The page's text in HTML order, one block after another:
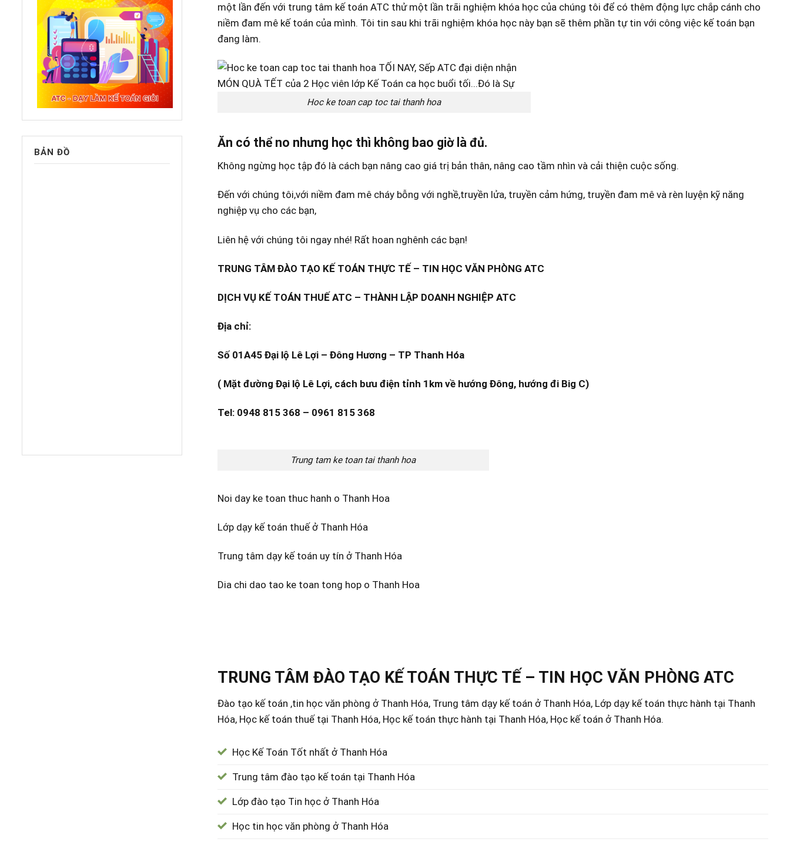
BẢN ĐỒ
một lần đến với trung tâm kế toán ATC thử một lần trãi nghiệm khóa học của chúng tôi để có thêm động lực chắp cánh cho
niềm đam mê kế toán của mình. Tôi tin sau khi trãi nghiệm khóa học này bạn sẽ thêm phần tự tin với công việc kế toán bạn
đang làm.
Hoc ke toan cap toc tai thanh hoa
Ăn có thể no nhưng học thì không bao giờ là đủ.
Không ngừng học tập đó là cách bạn nâng cao giá trị bản thân, nâng cao tầm nhìn và cải thiện cuộc sống.
Đến với chúng tôi,với niềm đam mê cháy bỗng với nghề,truyền lửa, truyền cảm hứng, truyền đam mê và rèn luyện kỹ năng
nghiệp vụ cho các bạn,
Liên hệ với chúng tôi ngay nhé! Rất hoan nghênh các bạn!
TRUNG TÂM ĐÀO TẠO KẾ TOÁN THỰC TẾ – TIN HỌC VĂN PHÒNG ATC
DỊCH VỤ KẾ TOÁN THUẾ ATC – THÀNH LẬP DOANH NGHIỆP ATC
Địa chỉ:
Số 01A45 Đại lộ Lê Lợi – Đông Hương – TP Thanh Hóa
( Mặt đường Đại lộ Lê Lợi, cách bưu điện tỉnh 1km về hướng Đông, hướng đi Big C)
Tel: 0948 815 368 – 0961 815 368
Trung tam ke toan tai thanh hoa
Noi day ke toan thuc hanh o Thanh Hoa
Lớp dạy kế toán thuế ở Thanh Hóa
Trung tâm dạy kế toán uy tín ở Thanh Hóa
Dia chi dao tao ke toan tong hop o Thanh Hoa
TRUNG TÂM ĐÀO TẠO KẾ TOÁN THỰC TẾ – TIN HỌC VĂN PHÒNG ATC
Đào tạo kế toán ,tin học văn phòng ở Thanh Hóa, Trung tâm dạy kế toán ở Thanh Hóa, Lớp dạy kế toán thực hành tại Thanh
Hóa, Học kế toán thuế tại Thanh Hóa, Học kế toán thực hành tại Thanh Hóa, Học kế toán ở Thanh Hóa.
Học Kế Toán Tốt nhất ở Thanh Hóa
Trung tâm đào tạo kế toán tại Thanh Hóa
Lớp đào tạo Tin học ở Thanh Hóa
Học tin học văn phòng ở Thanh Hóa